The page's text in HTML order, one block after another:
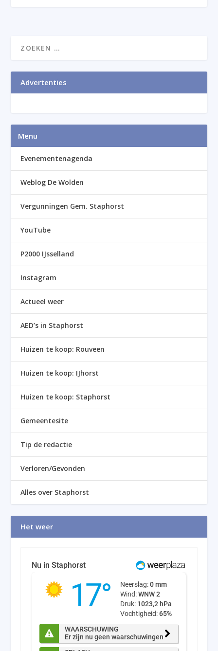
Advertenties
Menu
Evenementenagenda
Weblog De Wolden
Vergunningen Gem. Staphorst
YouTube
P2000 IJsselland
Instagram
Actueel weer
AED’s in Staphorst
Huizen te koop: Rouveen
Huizen te koop: IJhorst
Huizen te koop: Staphorst
Gemeentesite
Tip de redactie
Verloren/Gevonden
Alles over Staphorst
Het weer